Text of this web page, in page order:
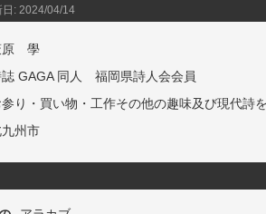
日: 2024/04/14
原 學
GAGA 同人 福岡県詩人会会員
参り・買い物・工作その他の趣味及び現代詩
州市